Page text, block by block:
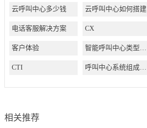
云呼叫中心多少钱 云呼叫中心如何搭建
电话客服解决方案 CX
客户体验 智能呼叫中心类型有哪些
CTI 呼叫中心系统组成结构有哪些
相关推荐